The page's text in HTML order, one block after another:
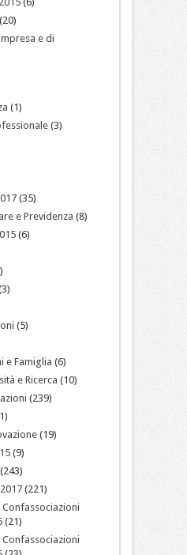
(20)
e di
(1)
(3)
(35)
e Previdenza (8)
(6)
(5)
e Famiglia (6)
e Ricerca (10)
(239)
(19)
(9)
(243)
(221)
Confassociazioni
(21)
Confassociazioni